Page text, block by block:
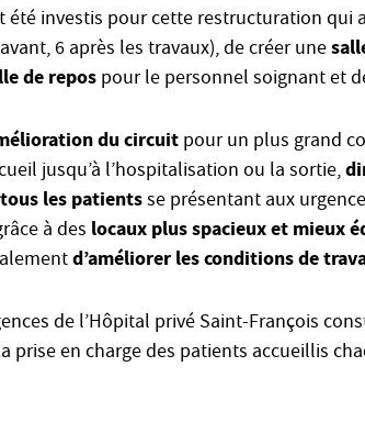
été investis pour cette restructuration qui
6 après les travaux), de créer une
de repos pour le personnel soignant et
du circuit pour un plus grand
jusqu’à l’hospitalisation ou la sortie,
tous les patientsse présentant aux
à des locaux plus spacieux et mieux
d’améliorer les conditions de
de l’Hôpital privé Saint-François
prise en charge des patients accueillis